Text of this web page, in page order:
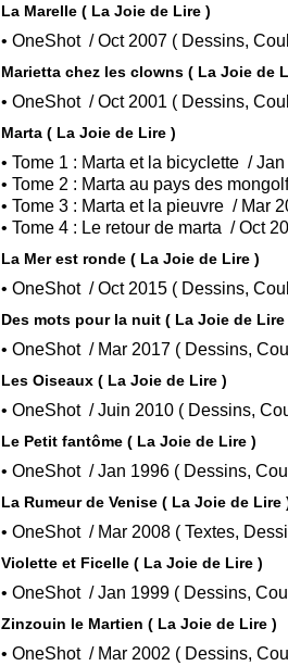
La Marelle ( La Joie de Lire )
• OneShot / Oct 2007 (
Marietta chez les clowns ( La Joie de
• OneShot / Oct 2001 (
Marta ( La Joie de Lire )
La Mer est ronde ( La Joie de Lire )
• OneShot / Oct 2015
Des mots pour la nuit ( La Joie de
• OneShot / Mar
Les Oiseaux ( La Joie de Lire )
• OneShot / Juin 2010 (
Le Petit fantôme ( La Joie de Lire )
• OneShot / Jan 1996 (
La Rumeur de Venise ( La Joie de
• OneShot / Mar 2008 (
Violette et Ficelle ( La Joie de Lire )
• OneShot / Jan 1999 (
Zinzouin le Martien ( La Joie de Lire )
• OneShot / Mar 2002 (